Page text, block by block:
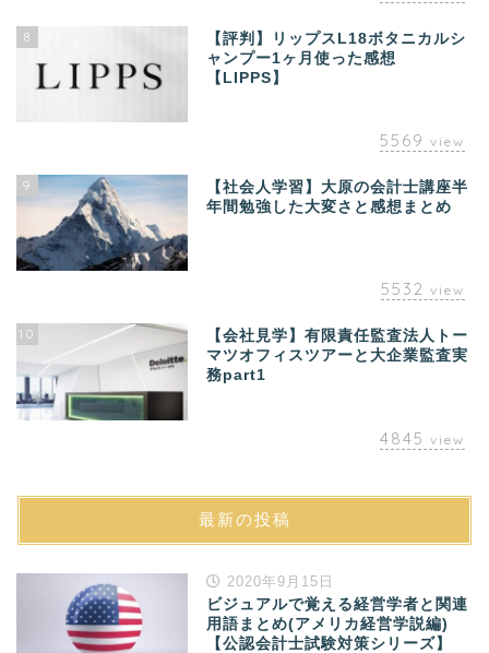
8
【評判】リップスL18ボタニカルシ
ャンプー1ヶ月使った感想
【LIPPS】
5569 view
9
【社会人学習】大原の会計士講座半
年間勉強した大変さと感想まとめ
5532 view
10
【会社見学】有限責任監査法人トー
マツオフィスツアーと大企業監査実
務part1
4845 view
最新の投稿
2020年9月15日
ビジュアルで覚える経営学者と関連
用語まとめ(アメリカ経営学説編)
【公認会計士試験対策シリーズ】